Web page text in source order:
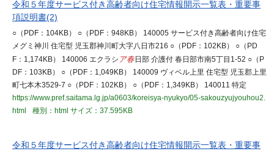
令和５年度サービス付き高齢者向け住宅情報開示一覧表・重要事
項説明書(2)
○（PDF：104KB） ○（PDF：948KB） 140005 サービス付き高齢者向け住宅
メグミ神川 住宅型 児玉郡神川町大字八日市216 ○（PDF：102KB） ○（PD
F：1,174KB） 140006 エクラシ ア春日部 介護付 春日部市南5丁目1-52 ○（P
DF：103KB） ○（PDF：1,049KB） 140009 ヴィベル上里 住宅型 児玉郡上里
町七本木3529-7 ○（PDF：102KB） ○（PDF：1,349KB） 140011 特定
https://www.pref.saitama.lg.jp/a0603/koreisya-nyukyo/05-sakouzyujyouhou2.
html
種別：html サイズ：37.595KB
令和５年度サービス付き高齢者向け住宅情報開示一覧表・重要事